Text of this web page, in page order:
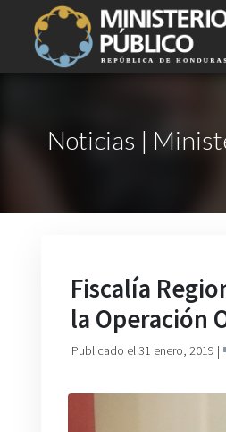
Noticias |
Fiscalía
la Operación
Publicado el 31 enero, 2019 |